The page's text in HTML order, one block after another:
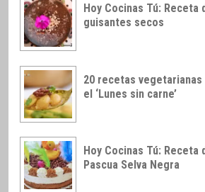
Hoy Cocinas Tú: Receta
guisantes secos
20 recetas
el ‘Lunes sin carne’
Hoy Cocinas Tú: Receta
Pascua Selva Negra